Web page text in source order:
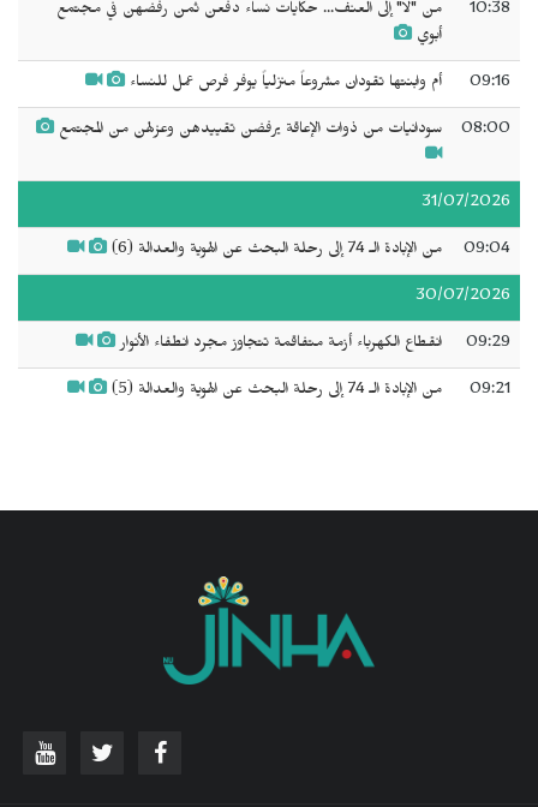
10:38
من "لا" إلى العنف... حكايات نساء دفعن ثمن رفضهن في مجتمع
أبوي
09:16 أم وابنتها تقودان مشروعاً منزلياً يوفر فرص عمل للنساء
08:00 سودانيات من ذوات الإعاقة يرفضن تقييدهن وعزلهن من المجتمع
31/07/2026
09:04 من الإبادة الـ 74 إلى رحلة البحث عن الهوية والعدالة (6)
30/07/2026
09:29 انقطاع الكهرباء أزمة متفاقمة تتجاوز مجرد انطفاء الأنوار
09:21 من الإبادة الـ 74 إلى رحلة البحث عن الهوية والعدالة (5)